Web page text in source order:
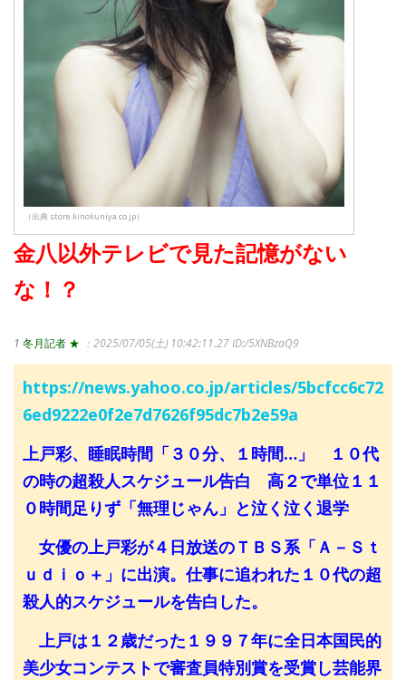
（出典 store.kinokuniya.co.jp）
金八以外テレビで見た記憶がない
な！？
1 冬月記者 ★ ：2025/07/05(土) 10:42:11.27ID:/5XNBzaQ9
https://news.yahoo.co.jp/articles/5bcfcc6c72
6ed9222e0f2e7d7626f95dc7b2e59a
上戸彩、睡眠時間「３０分、１時間…」 １０代
の時の超殺人スケジュール告白 高２で単位１１
０時間足りず「無理じゃん」と泣く泣く退学
女優の上戸彩が４日放送のＴＢＳ系「Ａ－Ｓｔ
ｕｄｉｏ＋」に出演。仕事に追われた１０代の超
殺人的スケジュールを告白した。
上戸は１２歳だった１９９７年に全日本国民的
美少女コンテストで審査員特別賞を受賞し芸能界